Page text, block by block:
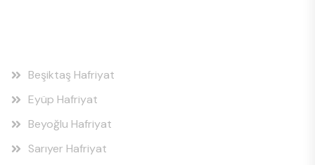
Beşiktaş Hafriyat
Eyüp Hafriyat
Beyoğlu Hafriyat
Sarıyer Hafriyat